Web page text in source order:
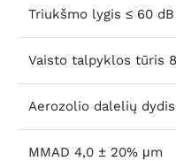
Triukšmo lygis ≤ 60 dB
Vaisto talpyklos tūris
Aerozolio dalelių dydis
MMAD 4,0 ± 20% μm